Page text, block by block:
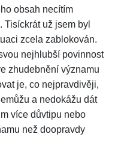
obsah necítím
Tisíckrát už jsem byl
zcela zablokován.
nejhlubší povinnost
zhudebnění významu
je, co nejpravdivěji,
a nedokážu dát
více důvtipu nebo
než doopravdy